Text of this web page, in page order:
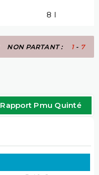
8 l
NON PARTANT : 1- 7
Rapport Pmu Quinté